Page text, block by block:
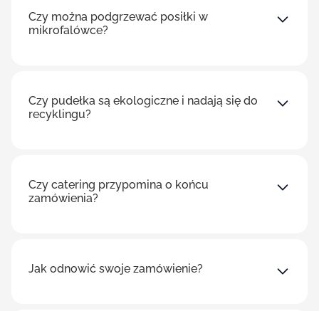
Czy można podgrzewać posiłki w
mikrofalówce?
Czy pudełka są ekologiczne i nadają się do
recyklingu?
Czy catering przypomina o końcu
zamówienia?
Jak odnowić swoje zamówienie?